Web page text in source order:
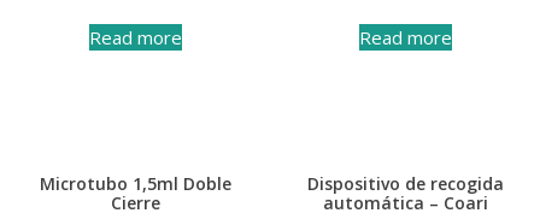
Read more Read more
Microtubo 1,5ml Doble
Cierre
Dispositivo de recogida
automática – Coari